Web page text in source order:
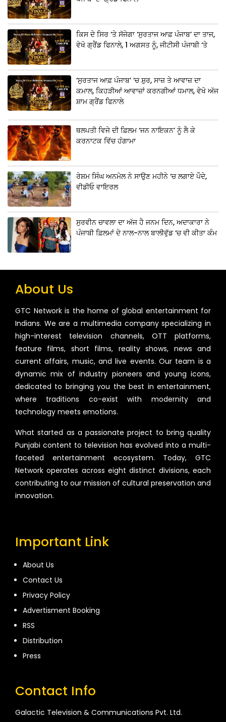
ਕਿਸ ਦੇ ਸਿਰ ‘ਤੇ ਸੱਜੇਗਾ ‘ਸੁਰਤਾਜ ਆਫ਼ ਪੰਜਾਬ’ ਦਾ ਤਾਜ,
ਵੇਖੋ ਗ੍ਰੈਂਡ ਫਿਨਾਲੇ, 1 ਅਗਸਤ ਨੂੰ, ਜੀਟੀਸੀ ਪੰਜਾਬੀ ‘ਤੇ
‘ਸੁਰਤਾਜ ਆਫ਼ ਪੰਜਾਬ’ ‘ਚ ਸ਼ੁਰ, ਸਾਜ਼ ਤੇ ਆਵਾਜ਼ ਦਾ
ਕਮਾਲ, ਕਿਹੜੀਆਂ ਆਵਾਜ਼ਾਂ ਕਰਨਗੀਆਂ ਧਮਾਲ, ਵੇਖੋ ਅੱਜ
ਸ਼ਾਮ ਗ੍ਰੈਂਡ ਫਿਨਾਲੇ
ਥਲਪਤੀ ਵਿਜੇ ਦੀ ਫ਼ਿਲਮ ‘ਜਨ ਨਾਇਕਨ’ ਨੂੰ ਲੈ ਕੇ
ਕਰਨਾਟਕ ਵਿੱਚ ਹੰਗਾਮਾ
ਰੇਸ਼ਮ ਸਿੰਘ ਅਨਮੋਲ ਨੇ ਸਾਉਣ ਮਹੀਨੇ ‘ਚ ਲਗਾਏ ਪੌਦੇ,
ਵੀਡੀਓ ਵਾਇਰਲ
ਸੁਰਵੀਨ ਚਾਵਲਾ ਦਾ ਅੱਜ ਹੈ ਜਨਮ ਦਿਨ, ਅਦਾਕਾਰਾ ਨੇ
ਪੰਜਾਬੀ ਫ਼ਿਲਮਾਂ ਦੇ ਨਾਲ-ਨਾਲ ਬਾਲੀਵੁੱਡ ‘ਚ ਵੀ ਕੀਤਾ ਕੰਮ
About Us
GTC Network is the home of global entertainment for
Indians. We are a multimedia company specializing in
high-interest television channels, OTT platforms,
feature films, short films, reality shows, news and
current affairs, music, and live events. Our team is a
dynamic mix of industry pioneers and young icons,
dedicated to bringing you the best in entertainment,
where traditions co-exist with modernity and
technology meets emotions.
What started as a passionate project to bring quality
Punjabi content to television has evolved into a multi-
faceted entertainment ecosystem. Today, GTC
Network operates across eight distinct divisions, each
contributing to our mission of cultural preservation and
innovation.
Important Link
About Us
Contact Us
Privacy Policy
Advertisment Booking
RSS
Distribution
Press
Contact Info
Galactic Television & Communications Pvt. Ltd.